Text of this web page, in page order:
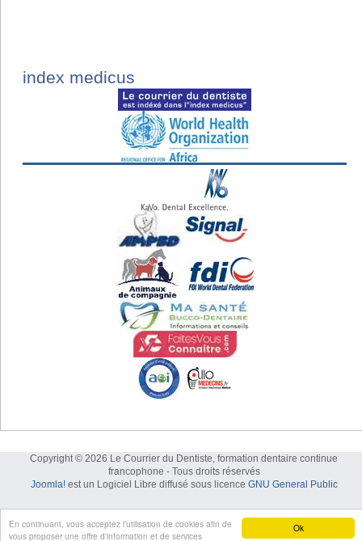
Ok
En continuant, vous acceptez l’utilisation de cookies afin de
vous proposer une offre d'information et de services
index medicus
Copyright © 2026 Le Courrier du Dentiste, formation dentaire continue
francophone - Tous droits réservés
Joomla!est un Logiciel Libre diffusé sous licence GNU General Public